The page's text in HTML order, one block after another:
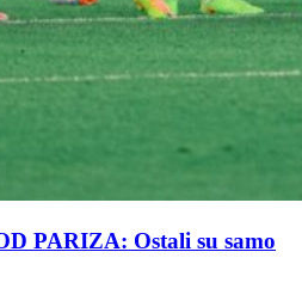
PARIZA: Ostali su samo